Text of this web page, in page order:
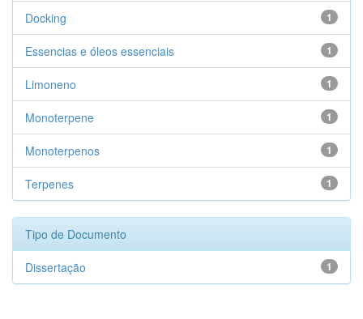
1
Docking
1
Essencias e óleos essenciais
1
Limoneno
1
Monoterpene
1
Monoterpenos
1
Terpenes
Tipo de Documento
1
Dissertação